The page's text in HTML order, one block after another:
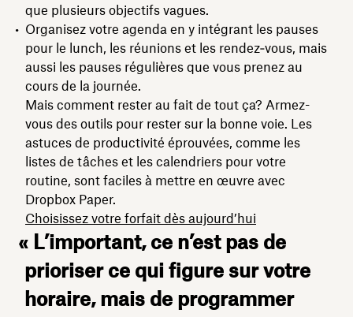
que plusieurs objectifs vagues.
Organisez votre agenda en y intégrant les pauses
pour le lunch, les réunions et les rendez‑vous, mais
aussi les pauses régulières que vous prenez au
cours de la journée.
Mais comment rester au fait de tout ça? Armez-
vous des outils pour rester sur la bonne voie. Les
astuces de productivité éprouvées, comme les
listes de tâches et les calendriers pour votre
routine, sont faciles à mettre en œuvre avec
Dropbox Paper.
Choisissez votre forfait dès aujourd’hui
« L’important, ce n’est pas de
prioriser ce qui figure sur votre
horaire, mais de programmer